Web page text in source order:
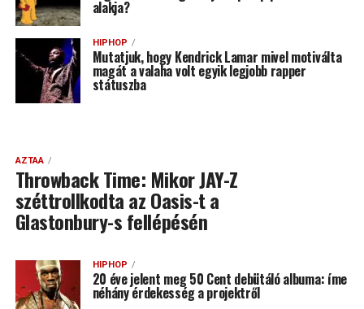
alakja?
HIPHOP
Mutatjuk, hogy Kendrick Lamar mivel motiválta
magát a valaha volt egyik legjobb rapper
státuszba
AZTAA
Throwback Time: Mikor JAY-Z
széttrollkodta az Oasis-t a
Glastonbury-s fellépésén
HIPHOP
20 éve jelent meg 50 Cent debütáló albuma: íme
néhány érdekesség a projektről